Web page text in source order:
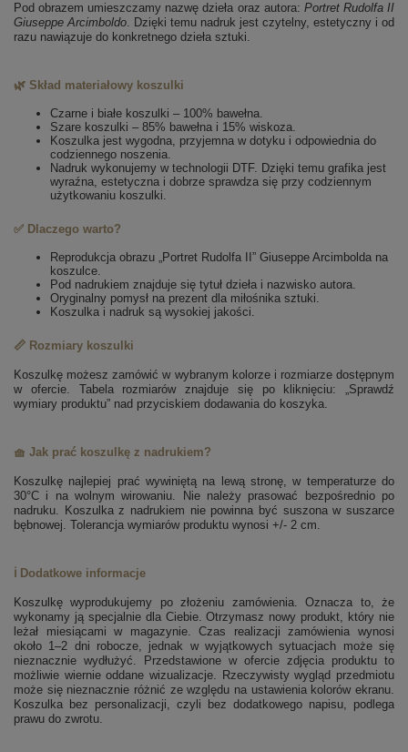
Pod obrazem umieszczamy nazwę dzieła oraz autora: Portret Rudolfa II
Giuseppe Arcimboldo. Dzięki temu nadruk jest czytelny, estetyczny i od
razu nawiązuje do konkretnego dzieła sztuki.
🌿 Skład materiałowy koszulki
Czarne i białe koszulki – 100% bawełna.
Szare koszulki – 85% bawełna i 15% wiskoza.
Koszulka jest wygodna, przyjemna w dotyku i odpowiednia do
codziennego noszenia.
Nadruk wykonujemy w technologii DTF. Dzięki temu grafika jest
wyraźna, estetyczna i dobrze sprawdza się przy codziennym
użytkowaniu koszulki.
✅ Dlaczego warto?
Reprodukcja obrazu „Portret Rudolfa II” Giuseppe Arcimbolda na
koszulce.
Pod nadrukiem znajduje się tytuł dzieła i nazwisko autora.
Oryginalny pomysł na prezent dla miłośnika sztuki.
Koszulka i nadruk są wysokiej jakości.
📏 Rozmiary koszulki
Koszulkę możesz zamówić w wybranym kolorze i rozmiarze dostępnym
w ofercie. Tabela rozmiarów znajduje się po kliknięciu: „Sprawdź
wymiary produktu” nad przyciskiem dodawania do koszyka.
🧺 Jak prać koszulkę z nadrukiem?
Koszulkę najlepiej prać wywiniętą na lewą stronę, w temperaturze do
30°C i na wolnym wirowaniu. Nie należy prasować bezpośrednio po
nadruku. Koszulka z nadrukiem nie powinna być suszona w suszarce
bębnowej. Tolerancja wymiarów produktu wynosi +/- 2 cm.
ℹ️ Dodatkowe informacje
Koszulkę wyprodukujemy po złożeniu zamówienia. Oznacza to, że
wykonamy ją specjalnie dla Ciebie. Otrzymasz nowy produkt, który nie
leżał miesiącami w magazynie. Czas realizacji zamówienia wynosi
około 1–2 dni robocze, jednak w wyjątkowych sytuacjach może się
nieznacznie wydłużyć. Przedstawione w ofercie zdjęcia produktu to
możliwie wiernie oddane wizualizacje. Rzeczywisty wygląd przedmiotu
może się nieznacznie różnić ze względu na ustawienia kolorów ekranu.
Koszulka bez personalizacji, czyli bez dodatkowego napisu, podlega
prawu do zwrotu.